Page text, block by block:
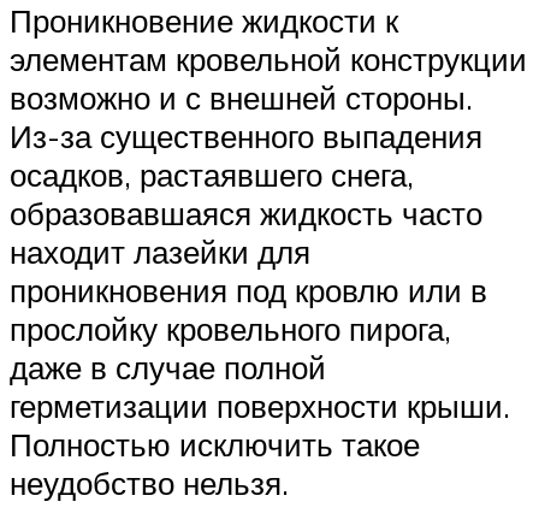
Проникновение жидкости к
элементам кровельной конструкции
возможно и с внешней стороны.
Из-за существенного выпадения
осадков, растаявшего снега,
образовавшаяся жидкость часто
находит лазейки для
проникновения под кровлю или в
прослойку кровельного пирога,
даже в случае полной
герметизации поверхности крыши.
Полностью исключить такое
неудобство нельзя.